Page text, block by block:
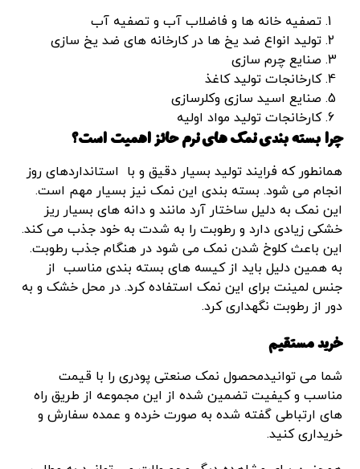
تصفیه خانه ها و فاضلاب آب و تصفیه آب
تولید انواع ضد یخ ها در کارخانه های ضد یخ سازی
صنایع چرم سازی
کارخانجات تولید کاغذ
صنایع اسید سازی وکلرسازی
کارخانجات تولید مواد اولیه
چرا بسته بندی نمک های نرم حائز اهمیت است؟
همانطور که فرایند تولید بسیار دقیق و با استانداردهای روز
انجام می شود. بسته بندی این نمک نیز بسیار مهم است.
این نمک به دلیل ساختار آرد مانند و دانه های بسیار ریز
خشکی زیادی دارد و رطوبت را به شدت به خود جذب می کند.
این باعث کلوخ شدن نمک می شود در هنگام جذب رطوبت.
به همین دلیل باید از کیسه های بسته بندی مناسب از
جنس لمینت برای این نمک استفاده کرد. در محل خشک و به
دور از رطوبت نگهداری کرد.
خرید مستقیم
شما می توانیدمحصول نمک صنعتی پودری را با قیمت
مناسب و کیفیت تضمین شده از این مجموعه از طریق راه
های ارتباطی گفته شده به صورت خرده و عمده سفارش و
خریداری کنید.